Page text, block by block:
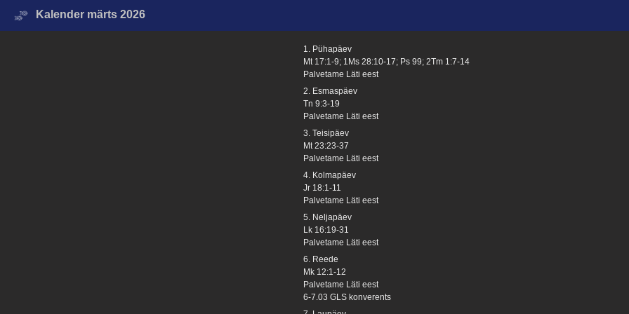
Kalender märts 2026
1. Pühapäev
Mt 17:1-9; 1Ms 28:10-17; Ps 99; 2Tm 1:7-14
Palvetame Läti eest
2. Esmaspäev
Tn 9:3-19
Palvetame Läti eest
3. Teisipäev
Mt 23:23-37
Palvetame Läti eest
4. Kolmapäev
Jr 18:1-11
Palvetame Läti eest
5. Neljapäev
Lk 16:19-31
Palvetame Läti eest
6. Reede
Mk 12:1-12
Palvetame Läti eest
6-7.03 GLS konverents